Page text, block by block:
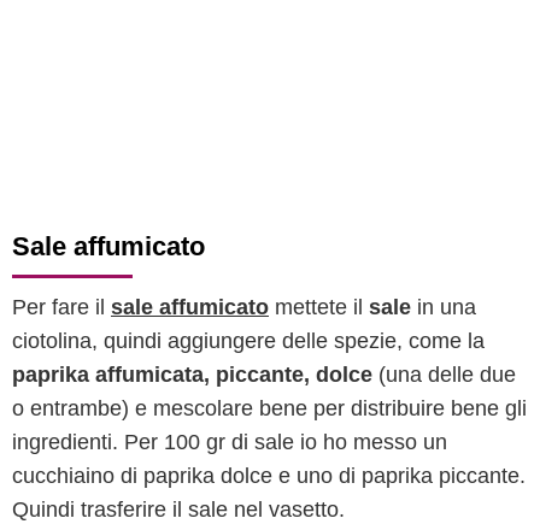
Sale affumicato
Per fare il sale affumicato mettete il sale in una
ciotolina, quindi aggiungere delle spezie, come la
paprika affumicata, piccante, dolce (una delle due
o entrambe) e mescolare bene per distribuire bene gli
ingredienti. Per 100 gr di sale io ho messo un
cucchiaino di paprika dolce e uno di paprika piccante.
Quindi trasferire il sale nel vasetto.